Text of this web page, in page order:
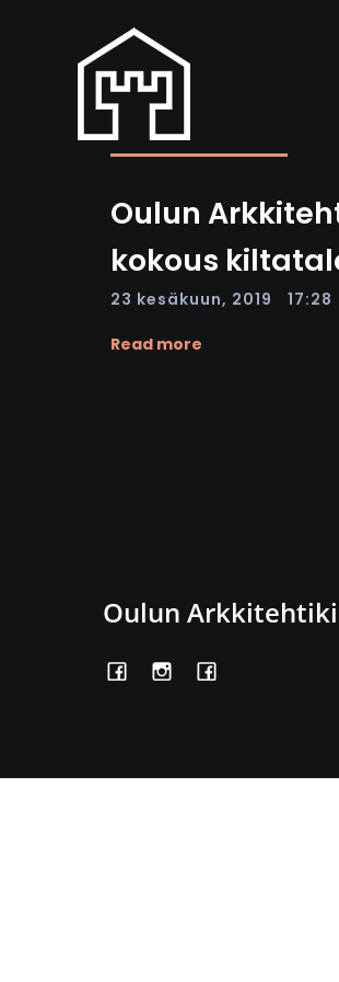
Oulun
kokous
23 kesäkuun, 2019 17:28
Read more
Oulun